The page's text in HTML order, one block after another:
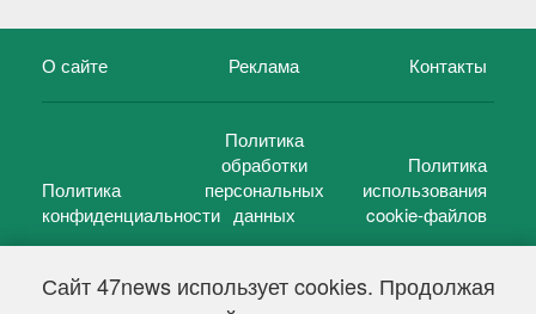
Сайт 47news использует cookies. Продолжая
О сайте Реклама Контакты
Политика
конфиденциальности
Политика
обработки
персональных
данных
Политика
использования
cookie-файлов